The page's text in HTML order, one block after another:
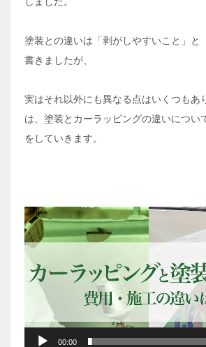
塗装との違いは「剥がしやすいこと」と
書きましたが、
実はそれ以外にも異なる点はいくつもあ
は、塗装とカーラッピングの違いについ
をしていきます。
動
画
プ
レ
ヤ
00:00